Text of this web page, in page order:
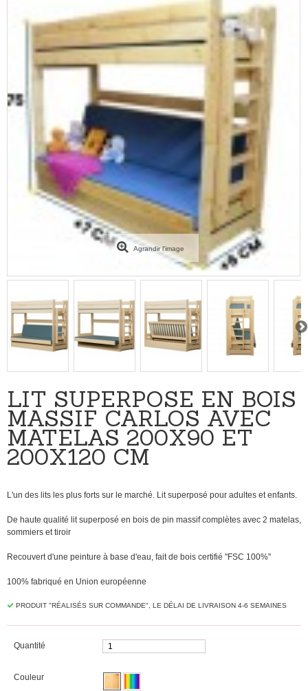
Agrandir l'image
LIT SUPERPOSÉ EN BOIS
MASSIF CARLOS AVEC
MATELAS 200X90 ET
200X120 CM
L'un des lits les plus forts sur le marché. Lit superposé pour adultes et enfants.
De haute qualité lit superposé en bois de pin massif complètes avec 2 matelas,
sommiers et tiroir
Recouvert d'une peinture à base d'eau, fait de bois certifié "FSC 100%"
100% fabriqué en Union européenne
PRODUIT "RÉALISÉS SUR ​​COMMANDE", LE DÉLAI DE LIVRAISON 4-6 SEMAINES
Quantité
Couleur